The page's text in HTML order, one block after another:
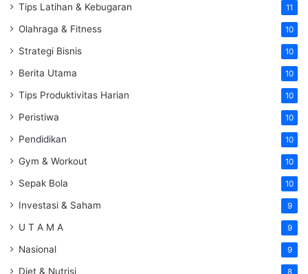
Tips Latihan & Kebugaran 11
Olahraga & Fitness 10
Strategi Bisnis 10
Berita Utama 10
Tips Produktivitas Harian 10
Peristiwa 10
Pendidikan 10
Gym & Workout 10
Sepak Bola 10
Investasi & Saham 9
U T A M A 9
Nasional 9
Diet & Nutrisi 8